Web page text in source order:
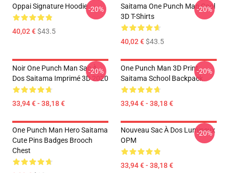
Oppai Signature Hoodie
40,02 €$43.5
-20%
Saitama One Punch Man Cool
3D T-Shirts
40,02 €$43.5
-20%
Noir One Punch Man Sac À
Dos Saitama Imprimé 3D 2020
33,94 € - 38,18 €
-20%
One Punch Man 3D Print
Saitama School Backpack
33,94 € - 38,18 €
-20%
One Punch Man Hero Saitama
Cute Pins Badges Brooch
Chest
Nouveau Sac À Dos Lumineux
OPM
33,94 € - 38,18 €
-20%